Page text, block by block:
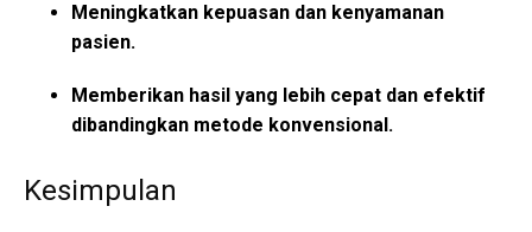
Meningkatkan kepuasan dan kenyamanan
pasien.
Memberikan hasil yang lebih cepat dan efektif
dibandingkan metode konvensional.
Kesimpulan